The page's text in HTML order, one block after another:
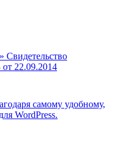
Свидетельство
22.09.2014
самому удобному,
WordPress.